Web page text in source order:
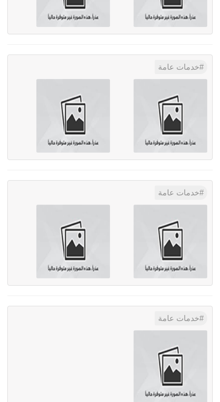
خدمات عامة
خدمات عامة
خدمات عامة